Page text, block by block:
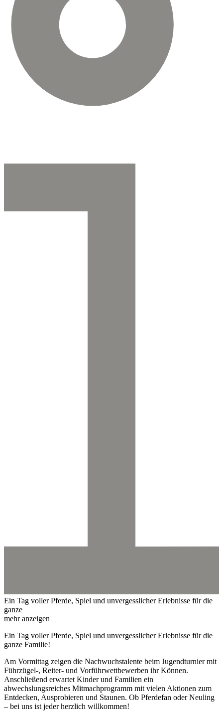
Ein Tag voller Pferde, Spiel und unvergesslicher Erlebnisse für die
ganze
mehr anzeigen
Ein Tag voller Pferde, Spiel und unvergesslicher Erlebnisse für die
ganze Familie!
Am Vormittag zeigen die Nachwuchstalente beim Jugendturnier mit
Führzügel-, Reiter- und Vorführwettbewerben ihr Können.
Anschließend erwartet Kinder und Familien ein
abwechslungsreiches Mitmachprogramm mit vielen Aktionen zum
Entdecken, Ausprobieren und Staunen. Ob Pferdefan oder Neuling
– bei uns ist jeder herzlich willkommen!